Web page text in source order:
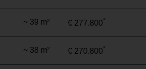
~ 39 m² € 277.800*
~ 38 m² € 270.800*